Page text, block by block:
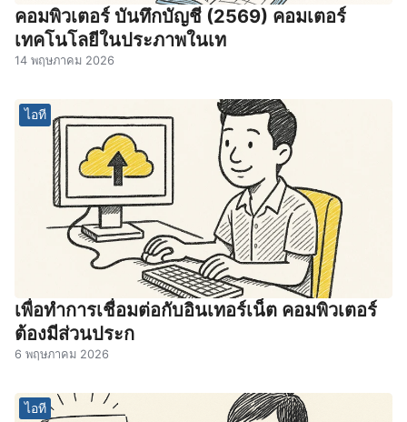
คอมพิวเตอร์ บันทึกบัญชี (2569) คอมเตอร์
เทคโนโลยีในประภาพในเท
14 พฤษภาคม 2026
ไอที
เพื่อทำการเชื่อมต่อกับอินเทอร์เน็ต คอมพิวเตอร์
ต้องมีส่วนประก
6 พฤษภาคม 2026
ไอที